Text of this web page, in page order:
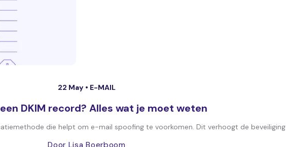
22 May • E-MAIL
DKIM record? Alles wat je moet weten
die helpt om e-mail spoofing te voorkomen. Dit verhoogt de
Door Lisa Boerboom